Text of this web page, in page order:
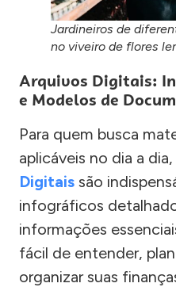
Jardineiros de
no viveiro de flores
Arquivos Digitais:
e Modelos de
Para quem busca
aplicáveis no dia a
Digitais são
infográficos
informações
fácil de entender,
organizar suas